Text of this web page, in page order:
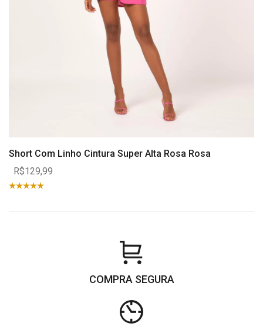
Short Com Linho Cintura Super Alta Rosa Rosa
R$129,99
COMPRA SEGURA